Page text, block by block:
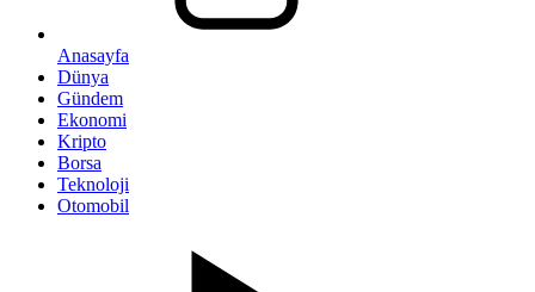
Anasayfa
Dünya
Gündem
Ekonomi
Kripto
Borsa
Teknoloji
Otomobil